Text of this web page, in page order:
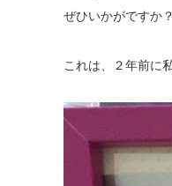
ぜひいかがですか？
これは、２年前に